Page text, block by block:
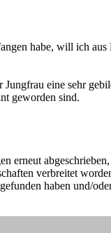
habe, will ich
eine sehr
geworden sind.
erneut
verbreitet
haben und/